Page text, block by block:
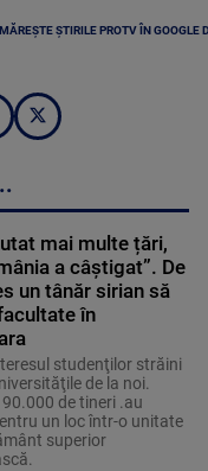
ȘTIRILE PROTV ÎN GOOGLE
mai multe țări,
a câștigat”. De
un tânăr sirian să
în
studenţilor străini
de la noi.
de tineri .au
un loc într-o unitate
superior